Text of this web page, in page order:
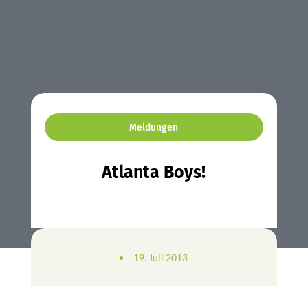
Meldungen
Atlanta Boys!
19. Juli 2013